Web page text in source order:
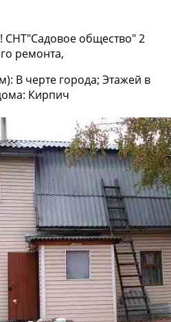
СНТ"Садовое общество" 2
ремонта,
В черте города; Этажей в
Кирпич